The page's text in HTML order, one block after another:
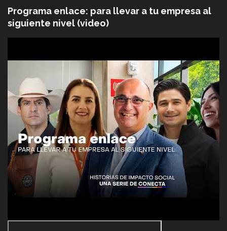
Programa enlace: para llevar a tu empresa al
siguiente nivel (video)